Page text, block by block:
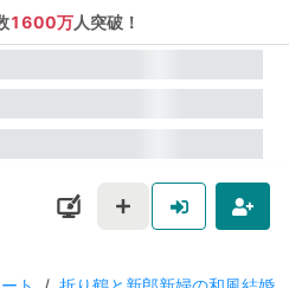
1600万人突破！